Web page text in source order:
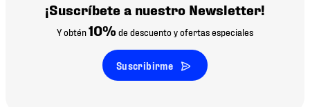
¡Suscríbete a nuestro Newsletter!
Y obtén10% de descuento y ofertas especiales
Suscribirme